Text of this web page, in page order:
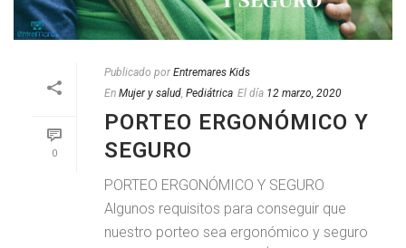
0
Publicado por Entremares Kids
En Mujer y salud Pediátrica El día 12 marzo, 2020
PORTEO ERGONÓMICO Y
SEGURO
PORTEO ERGONÓMICO Y SEGURO
Algunos requisitos para conseguir que
nuestro porteo sea ergonómico y seguro